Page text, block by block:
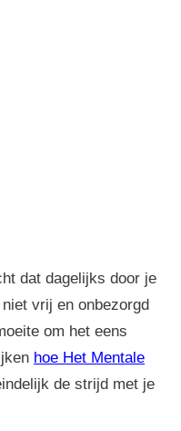
dat dagelijks door je
vrij en onbezorgd
om het eens
hoe Het Mentale
de strijd met je